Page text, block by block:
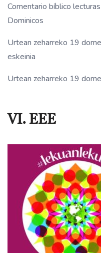
Comentario bíblico
Dominicos
Urtean zeharreko 19
eskeinia
Urtean zeharreko 19
VI. EEE